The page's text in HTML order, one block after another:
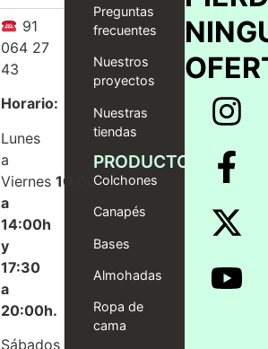
91
064 27
43
Horario:
Lunes
a
Viernes10:00
a
14:00h
y
17:30
a
20:00h.
Sábados
Preguntas
frecuentes
Nuestros
proyectos
Nuestras
tiendas
PRODUCTOS
Colchones
Canapés
Bases
Almohadas
Ropa de
cama